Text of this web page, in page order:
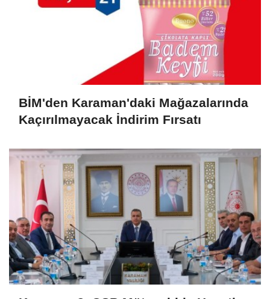
BİM'den Karaman'daki Mağazalarında
Kaçırılmayacak İndirim Fırsatı